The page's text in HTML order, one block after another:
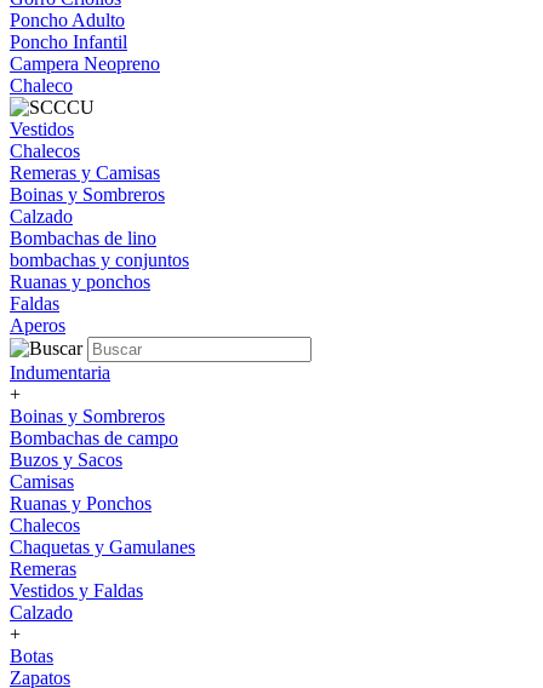
Poncho Adulto
Poncho Infantil
Campera Neopreno
Chaleco
Vestidos
Chalecos
Remeras y Camisas
Boinas y Sombreros
Calzado
Bombachas de lino
bombachas y conjuntos
Ruanas y ponchos
Faldas
Aperos
Indumentaria
+
Boinas y Sombreros
Bombachas de campo
Buzos y Sacos
Camisas
Ruanas y Ponchos
Chalecos
Chaquetas y Gamulanes
Remeras
Vestidos y Faldas
Calzado
+
Botas
Zapatos